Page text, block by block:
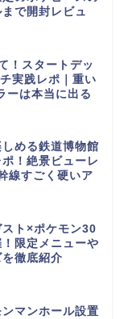
で開封レビュ
！スタートデッ
実践レポ｜重い
ーは本当に出る
める鉄道博物館
ポ！絶景ビューレ
線すごく硬いア
スト×ポケモン30
限定メニューや
徹底紹介
マンホール設置